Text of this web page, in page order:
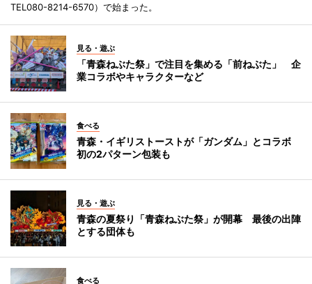
TEL080-8214-6570）で始まった。
見る・遊ぶ
「青森ねぶた祭」で注目を集める「前ねぶた」 企
業コラボやキャラクターなど
食べる
青森・イギリストーストが「ガンダム」とコラボ
初の2パターン包装も
見る・遊ぶ
青森の夏祭り「青森ねぶた祭」が開幕 最後の出陣
とする団体も
食べる